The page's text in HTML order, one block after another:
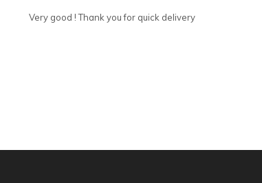
Very good ! Thank you for quick delivery